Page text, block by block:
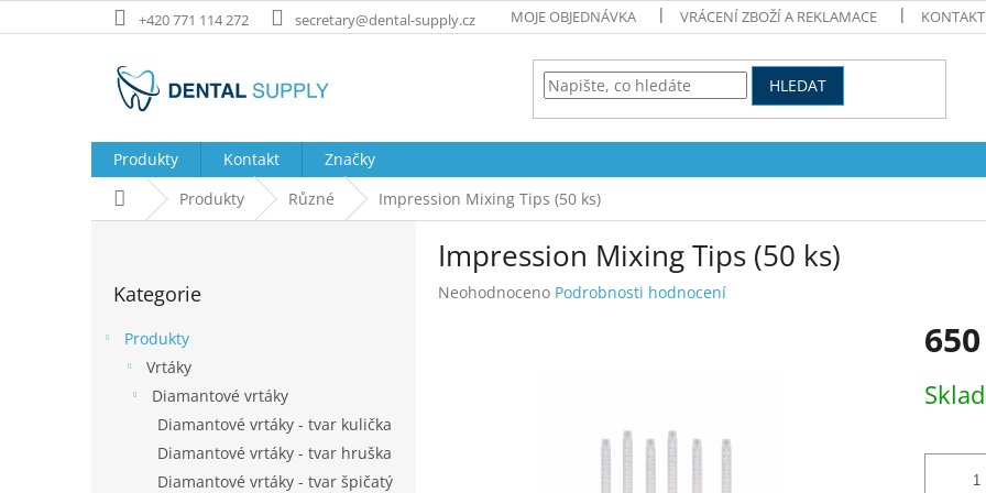
na
+420 771 114 272 secretary@dental-supply.cz MOJE OBJEDNÁVKA VRÁCENÍ ZBOŽÍ A REKLAMACE KONTAKT
HLEDAT
Produkty Kontakt
Značky
Domů Produkty Různé Impression Mixing Tips (50 ks)
kategorie
Kategorie
Produkty
Vrtáky
Diamantové vrtáky
Diamantové vrtáky - tvar kulička
Diamantové vrtáky - tvar hruška
Diamantové vrtáky - tvar špičatý
Impression Mixing Tips (50 ks)
Průměrné
Neohodnoceno Podrobnosti hodnocení
cena: